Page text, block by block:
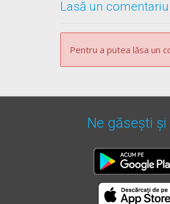
LEGE RCA​****
Persoanele fizice
pentru cazurile de
(9)Încălcarea de
contravenție și se
documentului
Lasă un comentariu
Pentru a putea lăsa un
Ne găsești și